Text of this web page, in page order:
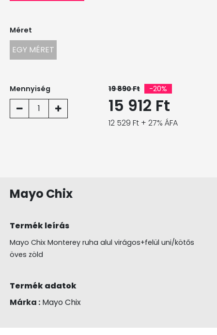
Méret
EGY MÉRET
Mennyiség
1
19 890 Ft -20%
15 912 Ft
12 529 Ft + 27% ÁFA
Mayo Chix
Termék leírás
Mayo Chix Monterey ruha alul virágos+felül uni/kötős
öves zöld
Termék adatok
Márka : Mayo Chix